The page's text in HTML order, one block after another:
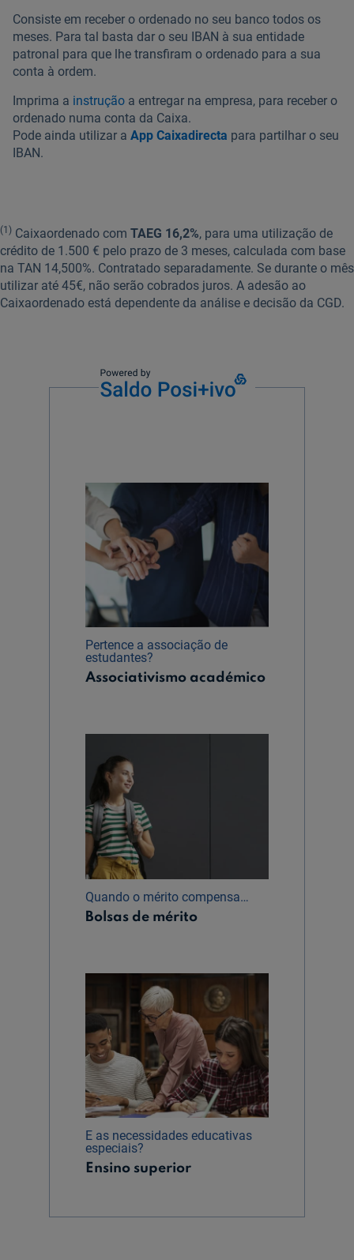
Consiste em receber o ordenado no seu banco todos os
meses. Para tal basta dar o seu IBAN à sua entidade
patronal para que lhe transfiram o ordenado para a sua
conta à ordem.
Imprima a instrução a entregar na empresa, para receber o
ordenado numa conta da Caixa.
Pode ainda utilizar a App Caixadirecta para partilhar o seu
IBAN.
(1) Caixaordenado com TAEG 16,2%, para uma utilização de
crédito de 1.500 € pelo prazo de 3 meses, calculada com base
na TAN 14,500%. Contratado separadamente. Se durante o mês
utilizar até 45€, não serão cobrados juros. A adesão ao
Caixaordenado está dependente da análise e decisão da CGD.
Pertence a associação de
estudantes?
Associativismo académico
Quando o mérito compensa…
Bolsas de mérito
E as necessidades educativas
especiais?
Ensino superior